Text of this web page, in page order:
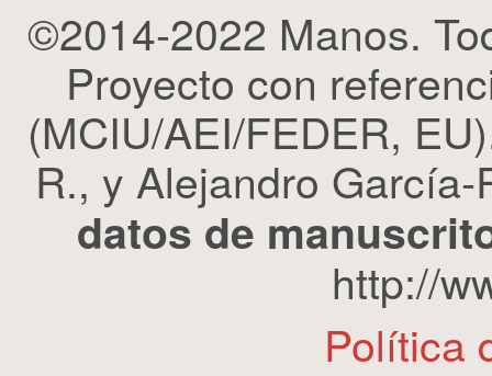
©2014-2022 Manos.
Proyecto con
(MCIU/AEI/FEDER,
R., y Alejandro
datos de
http://
Política